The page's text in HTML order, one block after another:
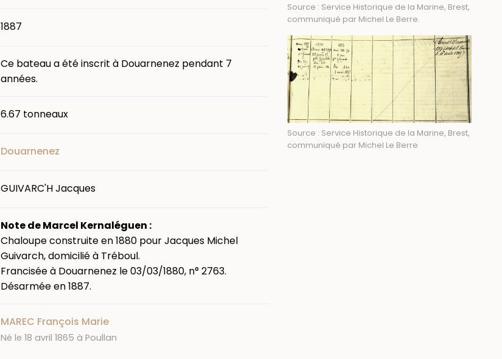
1887
Ce bateau a été inscrit à Douarnenez pendant 7
années.
6.67 tonneaux
Douarnenez
GUIVARC'H Jacques
Note de Marcel Kernaléguen :
Chaloupe construite en 1880 pour Jacques Michel
Guivarch, domicilié à Tréboul.
Francisée à Douarnenez le 03/03/1880, n° 2763.
Désarmée en 1887.
MAREC François Marie
Né le 18 avril 1865 à Poullan
Source : Service Historique de la Marine, Brest,
communiqué par Michel Le Berre.
Source : Service Historique de la Marine, Brest,
communiqué par Michel Le Berre